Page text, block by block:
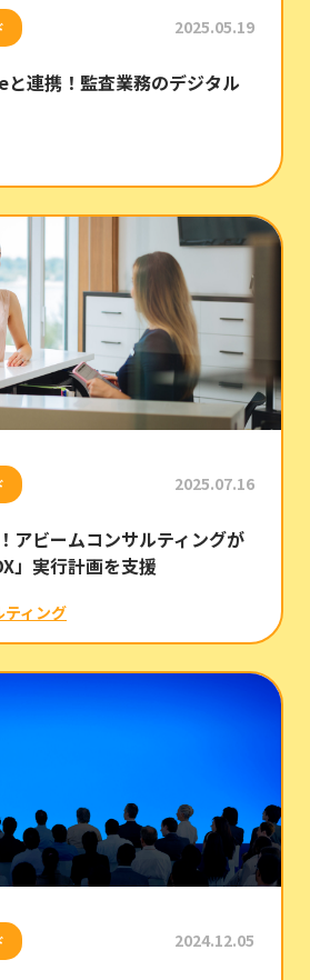
2025.05.19
連携！監査業務のデジタル
2025.07.16
アビームコンサルティングが
」実行計画を支援
ティング
2024.12.05